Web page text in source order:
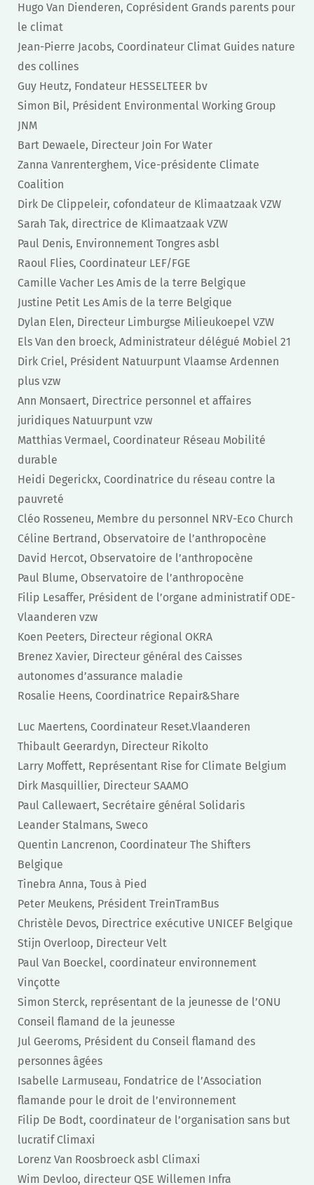
Hugo Van Dienderen, Coprésident Grands parents pour
le climat
Jean-Pierre Jacobs, Coordinateur Climat Guides nature
des collines
Guy Heutz, Fondateur HESSELTEER bv
Simon Bil, Président Environmental Working Group
JNM
Bart Dewaele, Directeur Join For Water
Zanna Vanrenterghem, Vice-présidente Climate
Coalition
Dirk De Clippeleir, cofondateur de Klimaatzaak VZW
Sarah Tak, directrice de Klimaatzaak VZW
Paul Denis, Environnement Tongres asbl
Raoul Flies, Coordinateur LEF/FGE
Camille Vacher Les Amis de la terre Belgique
Justine Petit Les Amis de la terre Belgique
Dylan Elen, Directeur Limburgse Milieukoepel VZW
Els Van den broeck, Administrateur délégué Mobiel 21
Dirk Criel, Président Natuurpunt Vlaamse Ardennen
plus vzw
Ann Monsaert, Directrice personnel et affaires
juridiques Natuurpunt vzw
Matthias Vermael, Coordinateur Réseau Mobilité
durable
Heidi Degerickx, Coordinatrice du réseau contre la
pauvreté
Cléo Rosseneu, Membre du personnel NRV-Eco Church
Céline Bertrand, Observatoire de l’anthropocène
David Hercot, Observatoire de l’anthropocène
Paul Blume, Observatoire de l’anthropocène
Filip Lesaffer, Président de l’organe administratif ODE-
Vlaanderen vzw
Koen Peeters, Directeur régional OKRA
Brenez Xavier, Directeur général des Caisses
autonomes d’assurance maladie
Rosalie Heens, Coordinatrice Repair&Share
Luc Maertens, Coordinateur Reset.Vlaanderen
Thibault Geerardyn, Directeur Rikolto
Larry Moffett, Représentant Rise for Climate Belgium
Dirk Masquillier, Directeur SAAMO
Paul Callewaert, Secrétaire général Solidaris
Leander Stalmans, Sweco
Quentin Lancrenon, Coordinateur The Shifters
Belgique
Tinebra Anna, Tous à Pied
Peter Meukens, Président TreinTramBus
Christèle Devos, Directrice exécutive UNICEF Belgique
Stijn Overloop, Directeur Velt
Paul Van Boeckel, coordinateur environnement
Vinçotte
Simon Sterck, représentant de la jeunesse de l’ONU
Conseil flamand de la jeunesse
Jul Geeroms, Président du Conseil flamand des
personnes âgées
Isabelle Larmuseau, Fondatrice de l’Association
flamande pour le droit de l’environnement
Filip De Bodt, coordinateur de l’organisation sans but
lucratif Climaxi
Lorenz Van Roosbroeck asbl Climaxi
Wim Devloo, directeur QSE Willemen Infra